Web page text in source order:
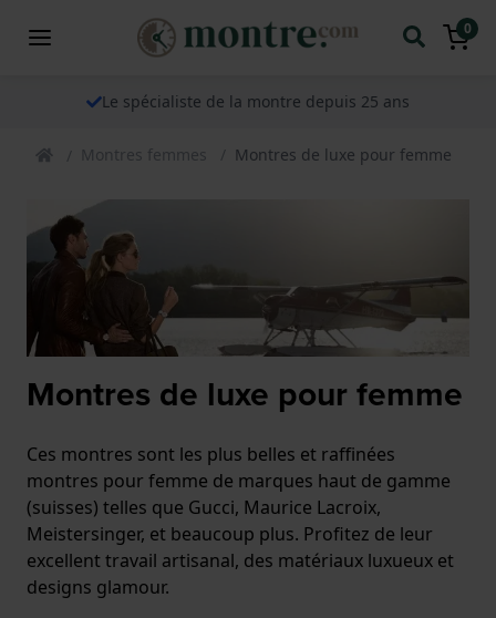
0
Le spécialiste de la montre depuis 25 ans
Montres femmes Montres de luxe pour femme
Montres de luxe pour femme
Ces montres sont les plus belles et raffinées
montres pour femme de marques haut de gamme
(suisses) telles que Gucci, Maurice Lacroix,
Meistersinger, et beaucoup plus. Profitez de leur
excellent travail artisanal, des matériaux luxueux et
designs glamour.